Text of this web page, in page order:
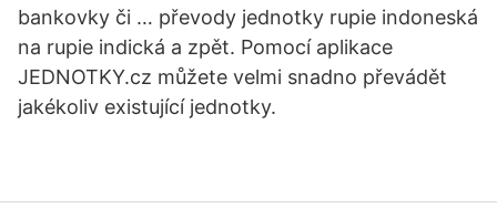
bankovky či … převody jednotky rupie indoneská
na rupie indická a zpět. Pomocí aplikace
JEDNOTKY.cz můžete velmi snadno převádět
jakékoliv existující jednotky.